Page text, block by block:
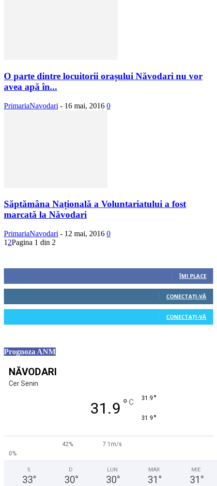
O parte dintre locuitorii orașului Năvodari nu vor
avea apă în...
PrimariaNavodari - 16 mai, 2016 0
Săptămâna Națională a Voluntariatului a fost
marcată la Năvodari
PrimariaNavodari - 12 mai, 2016 0
1 2Pagina 1 din 2
ÎMI PLACE
CONECTAȚI-VĂ
CONECTAȚI-VĂ
Prognoza ANM
NĂVODARI
Cer Senin
31.9 ° C 31.9 °
31.9 °
42%
7.1m/s
0%
S
33°
D
30°
LUN
30°
MAR
31 °
MIE
31 °